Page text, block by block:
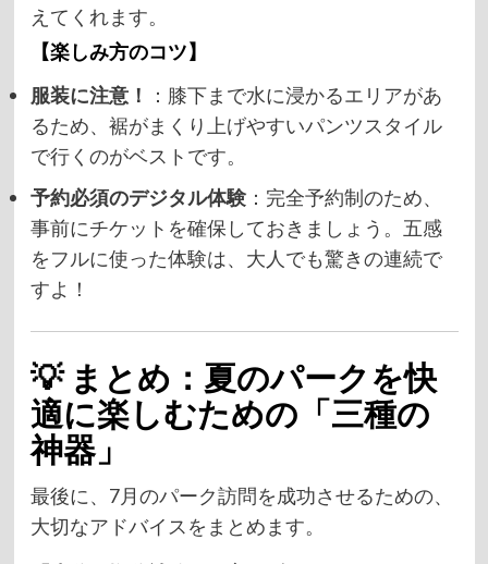
えてくれます。
【楽しみ方のコツ】
服装に注意！
：膝下まで水に浸かるエリアがあ
るため、裾がまくり上げやすいパンツスタイル
で行くのがベストです。
予約必須のデジタル体験：完全予約制のため、
事前にチケットを確保しておきましょう。五感
をフルに使った体験は、大人でも驚きの連続で
すよ！
💡 まとめ：夏のパークを快
適に楽しむための「三種の
神器」
最後に、7月のパーク訪問を成功させるための、
大切なアドバイスをまとめます。